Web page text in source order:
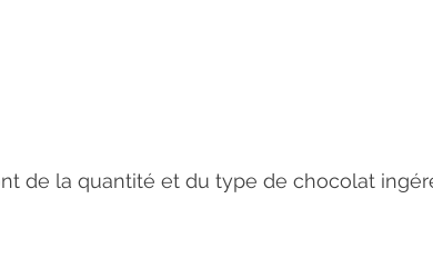
de la quantité et du type de chocolat